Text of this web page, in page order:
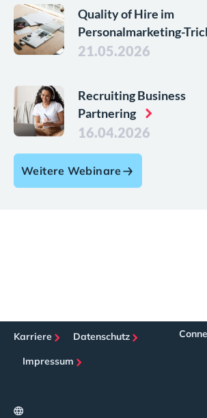
Quality of Hire im
Personalmarketing-
21.05.2026
Recruiting Business
Partnering
16.04.2026
Weitere Webinare
Karriere
Datenschutz
Impressum